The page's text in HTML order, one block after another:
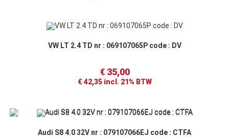
VW LT 2.4 TD nr : 069107065P code : DV
€35,00
€42,35incl. 21% BTW
Audi S8 4.0 32V nr : 079107066EJ code : CTFA